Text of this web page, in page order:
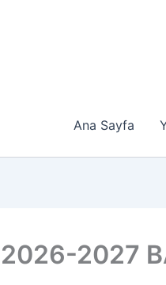
Ana Sayfa
2026-2027